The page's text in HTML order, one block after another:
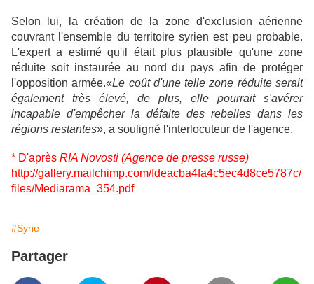
Selon lui, la création de la zone d'exclusion aérienne
couvrant l'ensemble du territoire syrien est peu probable.
L'expert a estimé qu'il était plus plausible qu'une zone
réduite soit instaurée au nord du pays afin de protéger
l'opposition armée.«Le coût d'une telle zone réduite serait
également très élevé, de plus, elle pourrait s'avérer
incapable d'empêcher la défaite des rebelles dans les
régions restantes», a souligné l'interlocuteur de l'agence.
* D'après RIA Novosti (Agence de presse russe)
http://gallery.mailchimp.com/fdeacba4fa4c5ec4d8ce5787c/
files/Mediarama_354.pdf
#Syrie
Partager